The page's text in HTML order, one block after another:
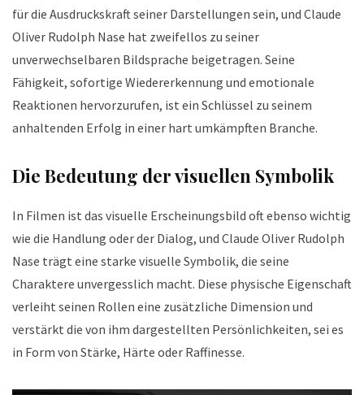
für die Ausdruckskraft seiner Darstellungen sein, und Claude
Oliver Rudolph Nase hat zweifellos zu seiner
unverwechselbaren Bildsprache beigetragen. Seine
Fähigkeit, sofortige Wiedererkennung und emotionale
Reaktionen hervorzurufen, ist ein Schlüssel zu seinem
anhaltenden Erfolg in einer hart umkämpften Branche.
Die Bedeutung der visuellen Symbolik
In Filmen ist das visuelle Erscheinungsbild oft ebenso wichtig
wie die Handlung oder der Dialog, und Claude Oliver Rudolph
Nase trägt eine starke visuelle Symbolik, die seine
Charaktere unvergesslich macht. Diese physische Eigenschaft
verleiht seinen Rollen eine zusätzliche Dimension und
verstärkt die von ihm dargestellten Persönlichkeiten, sei es
in Form von Stärke, Härte oder Raffinesse.